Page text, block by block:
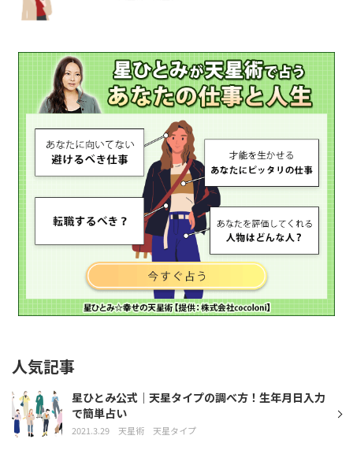
人気記事
星ひとみ公式｜天星タイプの調べ方！生年月日入力
で簡単占い
2021.3.29 天星術 天星タイプ